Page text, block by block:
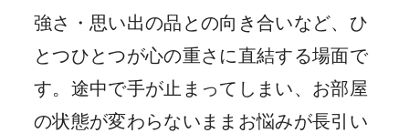
強さ・思い出の品との向き合いなど、ひ
とつひとつが心の重さに直結する場面で
す。途中で手が止まってしまい、お部屋
の状態が変わらないままお悩みが長引い